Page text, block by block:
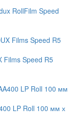
RollFilm Speed
Films Speed R5
LP Roll 100 мм х